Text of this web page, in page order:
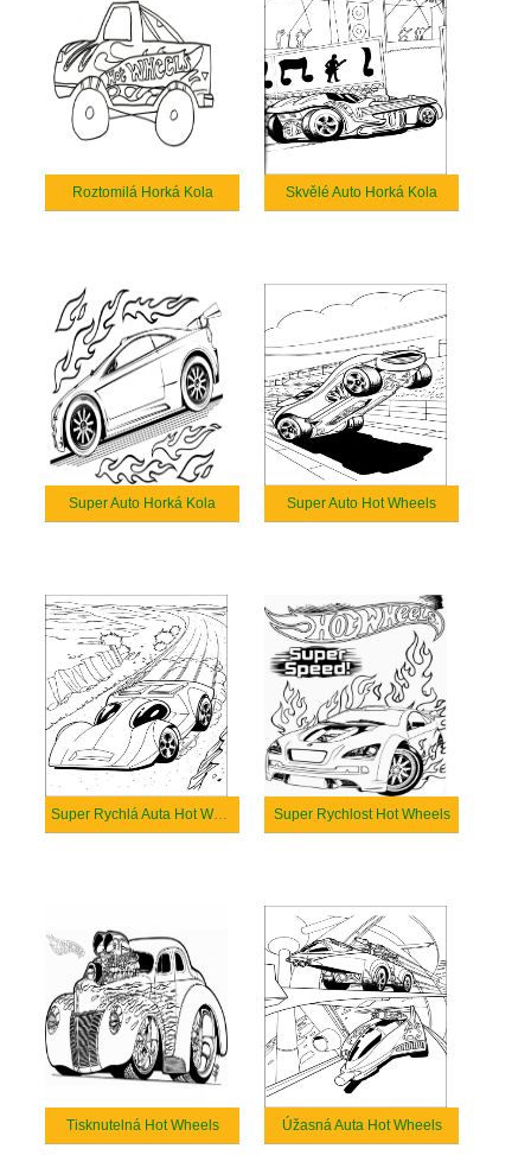
Roztomilá Horká Kola Skvělé Auto Horká Kola
Super Auto Horká Kola Super Auto Hot Wheels
Super Rychlá Auta Hot Wheels Super Rychlost Hot Wheels
Tisknutelná Hot Wheels Úžasná Auta Hot Wheels